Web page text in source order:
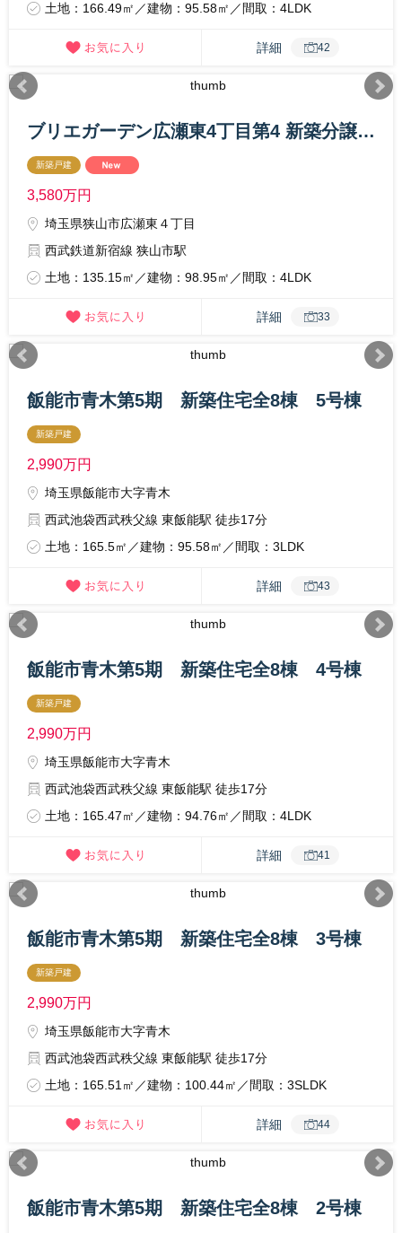
土地：166.49㎡／建物：95.58㎡／間取：4LDK
詳細 42
ブリエガーデン広瀬東4丁目第4 新築分譲住宅 3号棟
新築戸建
3,580万円
埼玉県狭山市広瀬東４丁目
西武鉄道新宿線 狭山市駅
土地：135.15㎡／建物：98.95㎡／間取：4LDK
詳細 33
飯能市青木第5期 新築住宅全8棟 5号棟
新築戸建
2,990万円
埼玉県飯能市大字青木
西武池袋西武秩父線 東飯能駅 徒歩17分
土地：165.5㎡／建物：95.58㎡／間取：3LDK
詳細 43
飯能市青木第5期 新築住宅全8棟 4号棟
新築戸建
2,990万円
埼玉県飯能市大字青木
西武池袋西武秩父線 東飯能駅 徒歩17分
土地：165.47㎡／建物：94.76㎡／間取：4LDK
詳細 41
飯能市青木第5期 新築住宅全8棟 3号棟
新築戸建
2,990万円
埼玉県飯能市大字青木
西武池袋西武秩父線 東飯能駅 徒歩17分
土地：165.51㎡／建物：100.44㎡／間取：3SLDK
詳細 44
飯能市青木第5期 新築住宅全8棟 2号棟